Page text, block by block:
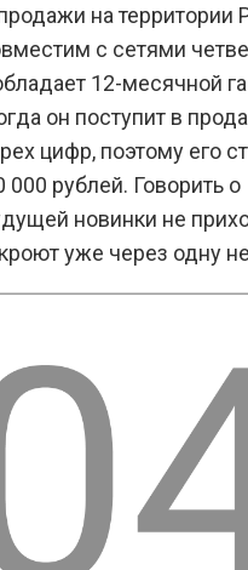
на территории
с сетями
12-месячной
он поступит в
цифр, поэтому его
рублей. Говорить о
новинки не
уже через одну